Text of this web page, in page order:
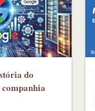
do